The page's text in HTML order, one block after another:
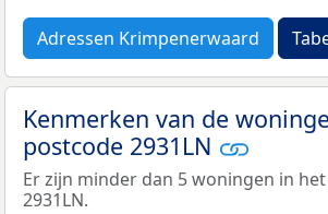
Adressen Krimpenerwaard
Kenmerken van de
postcode 2931LN
Er zijn minder dan 5 woningen in
2931LN.